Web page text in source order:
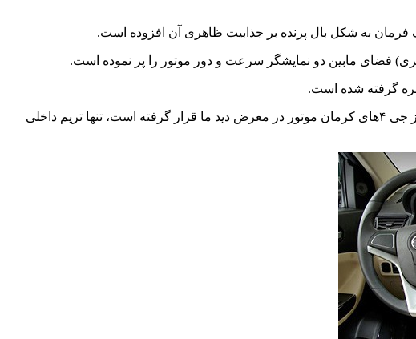
فضای مابین دو نمایشگر سرعت و دور موتور را پر نموده است.
گرفته شده است.
در برخی تصاویر جک جی ۴ با تریم داخلی دو رنگ مشکی-کرم به ویژه در بخش داشبورد دیده شده است. اما تصاویری که تاکنون از جی ۴‌های کرمان موتور در معرض دید ما قرار گرفته است، تنها تریم داخلی